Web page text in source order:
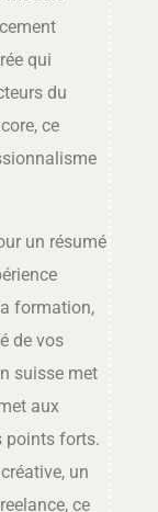
qui
du
ce
un résumé
formation,
de vos
suisse met
aux
points forts.
un
ce